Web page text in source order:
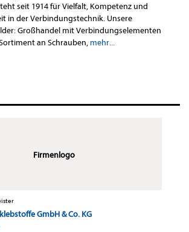
seit 1914 für Vielfalt, Kompetenz und
in der Verbindungstechnik. Unsere
Großhandel mit Verbindungselementen
an Schrauben, mehr...
Firmenlogo
GmbH & Co. KG